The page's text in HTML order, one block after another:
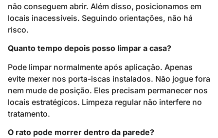
não conseguem abrir. Além disso, posicionamos em
locais inacessíveis. Seguindo orientações, não há
risco.
Quanto tempo depois posso limpar a casa?
Pode limpar normalmente após aplicação. Apenas
evite mexer nos porta-iscas instalados. Não jogue fora
nem mude de posição. Eles precisam permanecer nos
locais estratégicos. Limpeza regular não interfere no
tratamento.
O rato pode morrer dentro da parede?